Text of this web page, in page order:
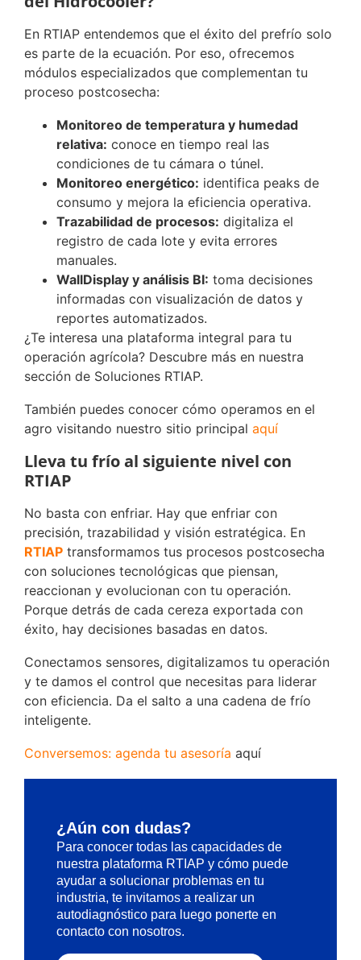
En RTIAP entendemos que el éxito del prefrío solo
es parte de la ecuación. Por eso, ofrecemos
módulos especializados que complementan tu
proceso postcosecha:
Monitoreo de temperatura y humedad
relativa: conoce en tiempo real las
condiciones de tu cámara o túnel.
Monitoreo energético: identifica peaks de
consumo y mejora la eficiencia operativa.
Trazabilidad de procesos: digitaliza el
registro de cada lote y evita errores
manuales.
WallDisplay y análisis BI: toma decisiones
informadas con visualización de datos y
reportes automatizados.
¿Te interesa una plataforma integral para tu
operación agrícola? Descubre más en nuestra
sección de Soluciones RTIAP.
También puedes conocer cómo operamos en el
agro visitando nuestro sitio principal aquí
Lleva tu frío al siguiente nivel con
RTIAP
No basta con enfriar. Hay que enfriar con
precisión, trazabilidad y visión estratégica. En
RTIAP transformamos tus procesos postcosecha
con soluciones tecnológicas que piensan,
reaccionan y evolucionan con tu operación.
Porque detrás de cada cereza exportada con
éxito, hay decisiones basadas en datos.
Conectamos sensores, digitalizamos tu operación
y te damos el control que necesitas para liderar
con eficiencia. Da el salto a una cadena de frío
inteligente.
Conversemos: agenda tu asesoría aquí
¿Aún con dudas?
Para conocer todas las capacidades de
nuestra plataforma RTIAP y cómo puede
ayudar a solucionar problemas en tu
industria, te invitamos a realizar un
autodiagnóstico para luego ponerte en
contacto con nosotros.